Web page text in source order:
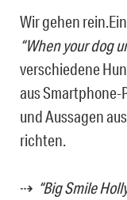
Wir gehen
“When your dog
verschiedene
aus Smartphone-
und Aussagen
richten.
⇢ “Big Smile